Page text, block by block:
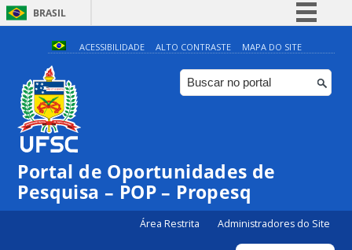
BRASIL
Simplifique!
Comunica BR
Participe
Canais
ACESSIBILIDADE ALTO CONTRASTE MAPA DO SITE
Portal de Oportunidades de
Pesquisa – POP – Propesq
Área Restrita Administradores do Site